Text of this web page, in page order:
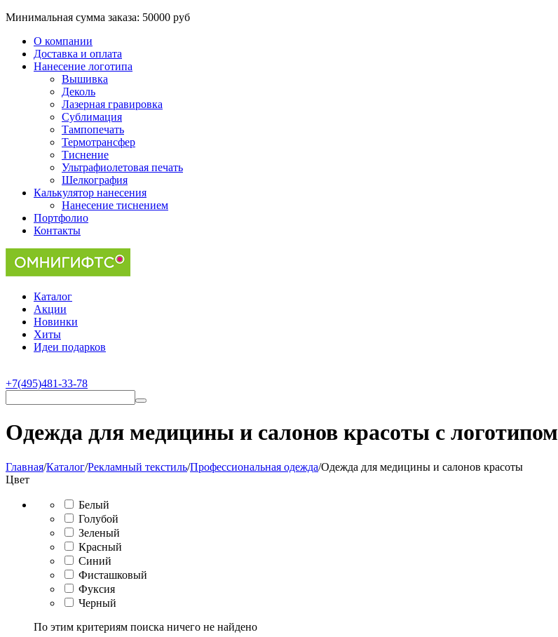
Минимальная сумма заказа: 50000 руб
О компании
Доставка и оплата
Нанесение логотипа
Вышивка
Деколь
Лазерная гравировка
Сублимация
Тампопечать
Термотрансфер
Тиснение
Ультрафиолетовая печать
Шелкография
Калькулятор нанесения
Нанесение тиснением
Портфолио
Контакты
Каталог
Акции
Новинки
Хиты
Идеи подарков
+7(495)481-33-78
Одежда для медицины и салонов красоты с логотипом
Главная/Каталог/Рекламный текстиль/Профессиональная одежда/Одежда для медицины и салонов красоты
Цвет
Белый
Голубой
Зеленый
Красный
Синий
Фисташковый
Фуксия
Черный
По этим критериям поиска ничего не найдено